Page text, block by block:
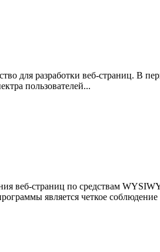
для разработки веб-страниц. В
пользователей...
веб-страниц по средствам
является четкое